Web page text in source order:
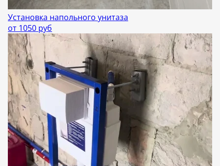
Установка напольного унитаза
от 1050 руб